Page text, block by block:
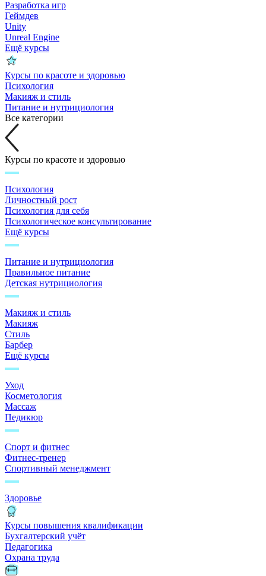
Разработка игр
Геймдев
Unity
Unreal Engine
Ещё курсы
Курсы по красоте и здоровью
Психология
Макияж и стиль
Питание и нутрициология
Все категории
Курсы по красоте и здоровью
Психология
Личностный рост
Психология для себя
Психологическое консультирование
Ещё курсы
Питание и нутрициология
Правильное питание
Детская нутрициология
Макияж и стиль
Макияж
Стиль
Барбер
Ещё курсы
Уход
Косметология
Массаж
Педикюр
Спорт и фитнес
Фитнес-тренер
Спортивный менеджмент
Здоровье
Курсы повышения квалификации
Бухгалтерский учёт
Педагогика
Охрана труда